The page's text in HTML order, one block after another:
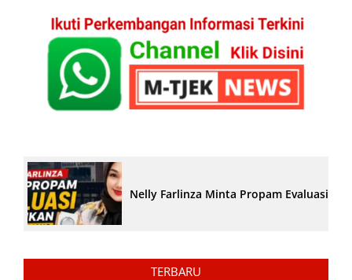
Nelly Farlinza Minta Propam Evaluasi
TERBARU